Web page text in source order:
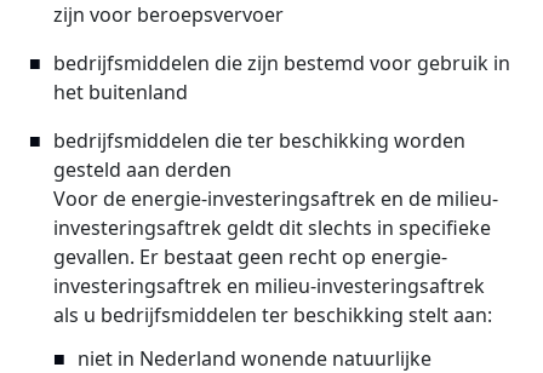
zijn voor beroepsvervoer
bedrijfsmiddelen die zijn bestemd voor gebruik in
het buitenland
bedrijfsmiddelen die ter beschikking worden
gesteld aan derden
Voor de energie-investeringsaftrek en de milieu-
investeringsaftrek geldt dit slechts in specifieke
gevallen. Er bestaat geen recht op energie-
investeringsaftrek en milieu-investeringsaftrek
als u bedrijfsmiddelen ter beschikking stelt aan:
niet in Nederland wonende natuurlijke